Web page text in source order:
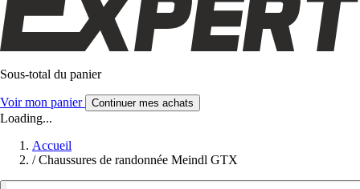
Sous-total du panier
Voir mon panier Continuer mes achats
Loading...
Accueil
/ Chaussures de randonnée Meindl GTX